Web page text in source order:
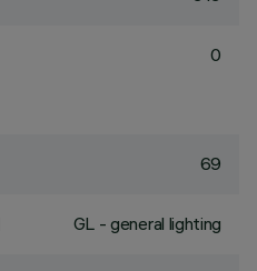
0
69
GL - general lighting